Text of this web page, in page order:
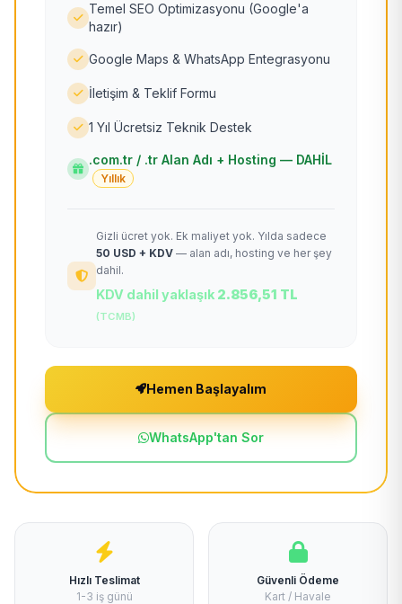
Temel SEO Optimizasyonu (Google'a
hazır)
Google Maps & WhatsApp Entegrasyonu
İletişim & Teklif Formu
1 Yıl Ücretsiz Teknik Destek
.com.tr / .tr Alan Adı + Hosting — DAHİL
Yıllık
Gizli ücret yok. Ek maliyet yok. Yılda sadece
50 USD + KDV — alan adı, hosting ve her şey
dahil.
KDV dahil yaklaşık 2.856,51 TL
(TCMB)
Hemen Başlayalım
WhatsApp'tan Sor
Hızlı Teslimat
1-3 iş günü
Güvenli Ödeme
Kart / Havale